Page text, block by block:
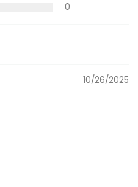
0
10/26/2025